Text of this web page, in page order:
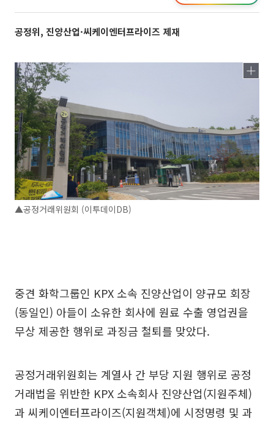
공정위, 진양산업·씨케이엔터프라이즈 제재
▲공정거래위원회 (이투데이DB)
중견 화학그룹인 KPX 소속 진양산업이 양규모 회장
(동일인) 아들이 소유한 회사에 원료 수출 영업권을
무상 제공한 행위로 과징금 철퇴를 맞았다.
공정거래위원회는 계열사 간 부당 지원 행위로 공정
거래법을 위반한 KPX 소속회사 진양산업(지원주체)
과 씨케이엔터프라이즈(지원객체)에 시정명령 및 과